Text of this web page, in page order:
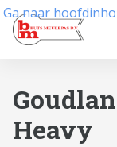
Ga naar
Heavy